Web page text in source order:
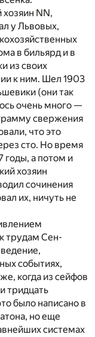
NN,
у Львовых,
в бильярд и в
из своих
к ним. Шел 1903
(они так
очень много —
свержения
что это
сто. Но время
годы, а потом и
хозяин
сочинения
их, ничуть не
трудам Сен-
событиях,
когда из сейфов
тридцать
было написано в
но еще
системах